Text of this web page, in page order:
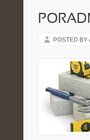
POSTED BY